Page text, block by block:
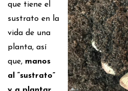
que tiene el
sustrato en la
vida de una
planta, así
que, manos
al “sustrato”